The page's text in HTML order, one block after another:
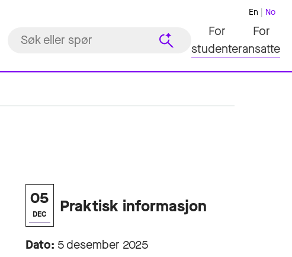
En No
For
studenter
For
ansatte
05
DEC Praktisk informasjon
Dato: 5 desember 2025